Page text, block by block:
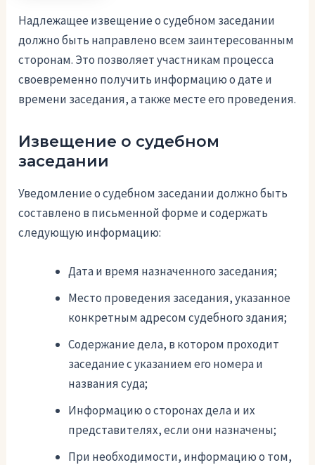
Надлежащее извещение о судебном заседании
должно быть направлено всем заинтересованным
сторонам. Это позволяет участникам процесса
своевременно получить информацию о дате и
времени заседания, а также месте его проведения.
Извещение о судебном
заседании
Уведомление о судебном заседании должно быть
составлено в письменной форме и содержать
следующую информацию:
Дата и время назначенного заседания;
Место проведения заседания, указанное
конкретным адресом судебного здания;
Содержание дела, в котором проходит
заседание с указанием его номера и
названия суда;
Информацию о сторонах дела и их
представителях, если они назначены;
При необходимости, информацию о том,